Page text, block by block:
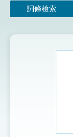
詞條檢索